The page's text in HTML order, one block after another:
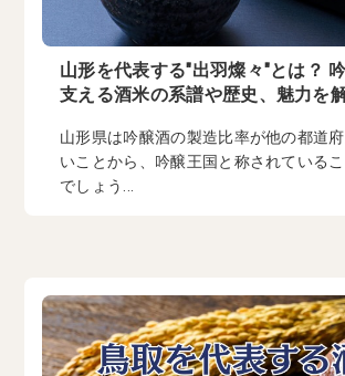
山形を代表する"出羽燦々"とは？
支える酒米の系譜や歴史、魅力を
山形県は吟醸酒の製造比率が他の都道
いことから、吟醸王国と称されている
でしょう...